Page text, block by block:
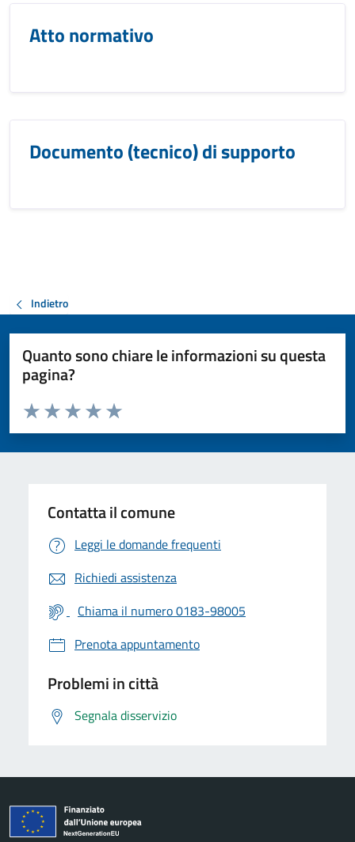
Atto normativo
Documento (tecnico) di supporto
Indietro
Quanto sono chiare le informazioni su questa
pagina?
Valuta da 1 a 5 stelle la pagina
Valuta 5 stelle su 5
Valuta 4 stelle su 5
Valuta 3 stelle su 5
Valuta 2 stelle su 5
Valuta 1 stelle su 5
Contatta il comune
Leggi le domande frequenti
Richiedi assistenza
Chiama il numero 0183-98005
Prenota appuntamento
Problemi in città
Segnala disservizio